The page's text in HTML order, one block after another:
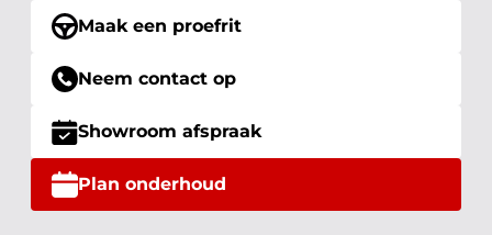
Maak een proefrit
Neem contact op
Showroom afspraak
Plan onderhoud